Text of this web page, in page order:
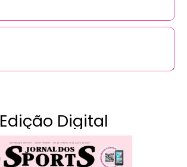
Edição Digital